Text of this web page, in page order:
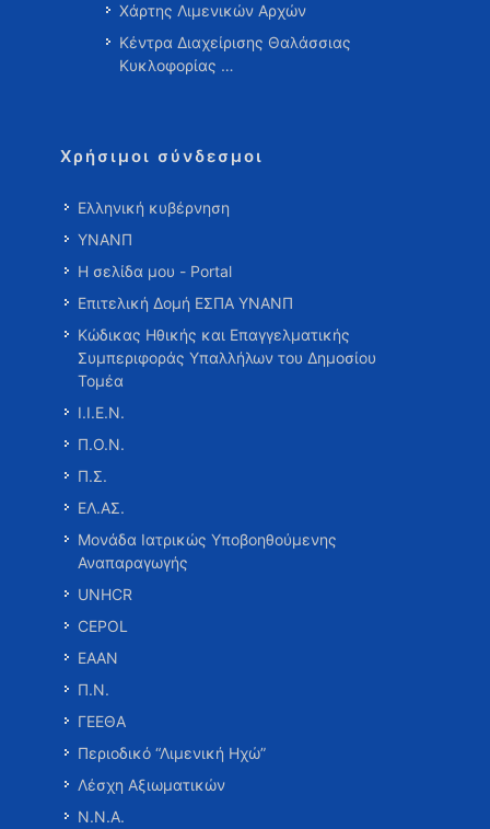
Χάρτης Λιμενικών Αρχών
Κέντρα Διαχείρισης Θαλάσσιας
Κυκλοφορίας …
Χρήσιμοι σύνδεσμοι
Ελληνική κυβέρνηση
ΥΝΑΝΠ
Η σελίδα μου - Portal
Επιτελική Δομή ΕΣΠΑ ΥΝΑΝΠ
Κώδικας Ηθικής και Επαγγελματικής
Συμπεριφοράς Υπαλλήλων του Δημοσίου
Τομέα
Ι.Ι.Ε.Ν.
Π.Ο.Ν.
Π.Σ.
ΕΛ.ΑΣ.
Μονάδα Ιατρικώς Υποβοηθούμενης
Αναπαραγωγής
UNHCR
CEPOL
ΕΑΑΝ
Π.Ν.
ΓΕΕΘΑ
Περιοδικό “Λιμενική Ηχώ”
Λέσχη Αξιωματικών
Ν.Ν.Α.